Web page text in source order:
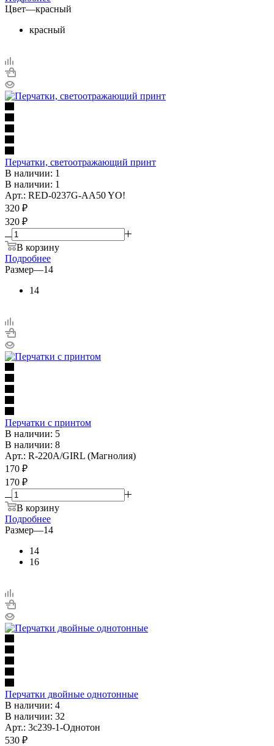
Цвет—красный
красный
Перчатки, светоотражающий принт
В наличии: 1
В наличии: 1
Арт.: RED-0237G-AA50 YO!
320 ₽
320 ₽
В корзину
Подробнее
Размер—14
14
Перчатки с принтом
В наличии: 5
В наличии: 8
Арт.: R-220A/GIRL (Магнолия)
170 ₽
170 ₽
В корзину
Подробнее
Размер—14
14
16
Перчатки двойные однотонные
В наличии: 4
В наличии: 32
Арт.: 3с239-1-Однотон
530 ₽